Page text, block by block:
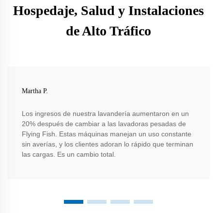
Hospedaje, Salud y Instalaciones
de Alto Tráfico
Martha P.
Los ingresos de nuestra lavandería aumentaron en un
20% después de cambiar a las lavadoras pesadas de
Flying Fish. Estas máquinas manejan un uso constante
sin averías, y los clientes adoran lo rápido que terminan
las cargas. Es un cambio total.